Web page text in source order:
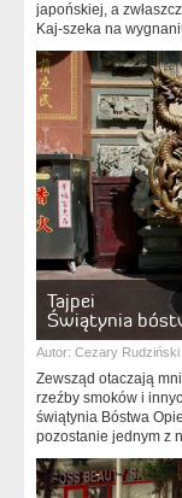
japońskiej, a
Kaj-szeka na
Tajpei
Świątynia
Autor: Cezary Rudziński
Zewsząd otaczają
rzeźby smoków i
świątynia Bóstwa
pozostanie jednym z